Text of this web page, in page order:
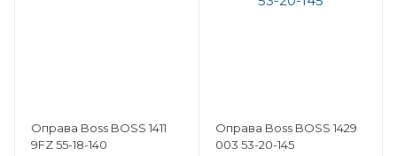
Оправа Boss BOSS 1411
9FZ 55-18-140
Оправа Boss BOSS 1429
003 53-20-145